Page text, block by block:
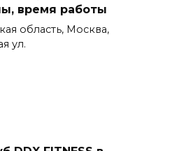
время работы
область, Москва,
ул.